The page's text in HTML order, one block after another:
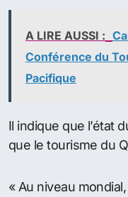
A LIRE AUSSI :
Conférence du
Pacifique
Il indique que l’état
que le tourisme du
« Au niveau